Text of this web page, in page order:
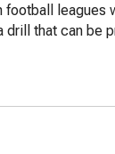
football leagues
drill that can be